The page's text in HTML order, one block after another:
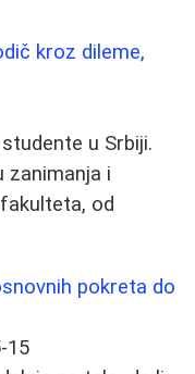
kroz dileme,
u Srbiji.
zanimanja i
od
pokreta do
15